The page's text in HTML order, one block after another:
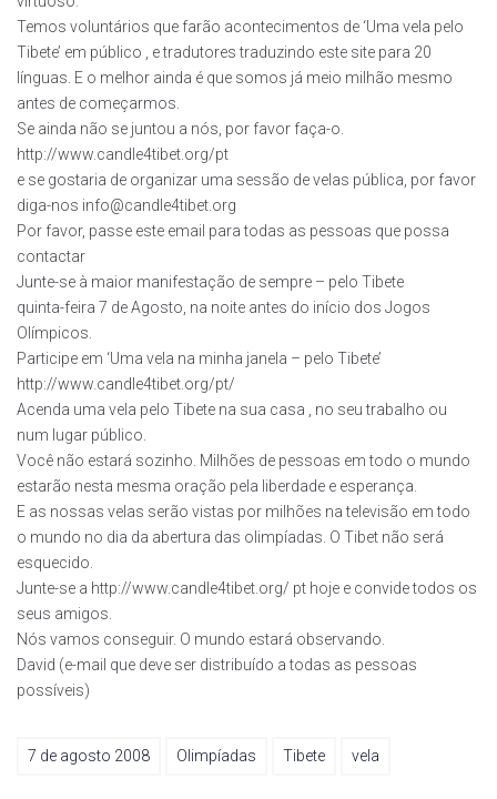
Temos voluntários que farão acontecimentos de ‘Uma vela pelo
Tibete’ em público , e tradutores traduzindo este site para 20
línguas. E o melhor ainda é que somos já meio milhão mesmo
antes de começarmos.
Se ainda não se juntou a nós, por favor faça-o.
http://www.candle4tibet.org/pt
e se gostaria de organizar uma sessão de velas pública, por favor
diga-nos info@candle4tibet.org
Por favor, passe este email para todas as pessoas que possa
contactar
Junte-se à maior manifestação de sempre – pelo Tibete
quinta-feira 7 de Agosto, na noite antes do início dos Jogos
Olímpicos.
Participe em ‘Uma vela na minha janela – pelo Tibete’
http://www.candle4tibet.org/pt/
Acenda uma vela pelo Tibete na sua casa , no seu trabalho ou
num lugar público.
Você não estará sozinho. Milhões de pessoas em todo o mundo
estarão nesta mesma oração pela liberdade e esperança.
E as nossas velas serão vistas por milhões na televisão em todo
o mundo no dia da abertura das olimpíadas. O Tibet não será
esquecido.
Junte-se a http://www.candle4tibet.org/ pt hoje e convide todos os
seus amigos.
Nós vamos conseguir. O mundo estará observando.
David (e-mail que deve ser distribuído a todas as pessoas
possíveis)
7 de agosto 2008 Olimpíadas Tibete vela